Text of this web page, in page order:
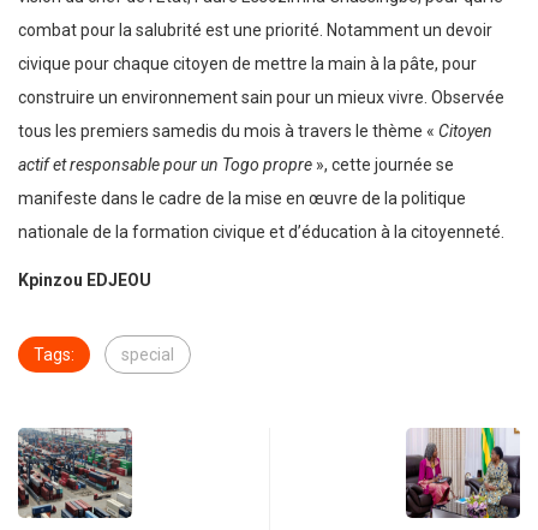
combat pour la salubrité est une priorité. Notamment un devoir
civique pour chaque citoyen de mettre la main à la pâte, pour
construire un environnement sain pour un mieux vivre. Observée
tous les premiers samedis du mois à travers le thème « Citoyen
actif et responsable pour un Togo propre », cette journée se
manifeste dans le cadre de la mise en œuvre de la politique
nationale de la formation civique et d’éducation à la citoyenneté.
Kpinzou EDJEOU
Tags: special